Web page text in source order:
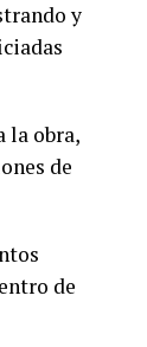
y
la obra,
de
de